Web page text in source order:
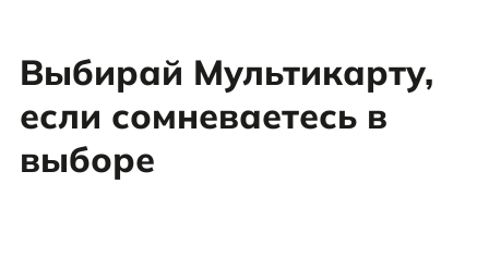
Выбирай Мультикарту,
если сомневаетесь в
выборе